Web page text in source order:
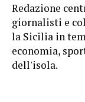
Redazione
giornalisti e
la Sicilia in
economia,
dell'isola.